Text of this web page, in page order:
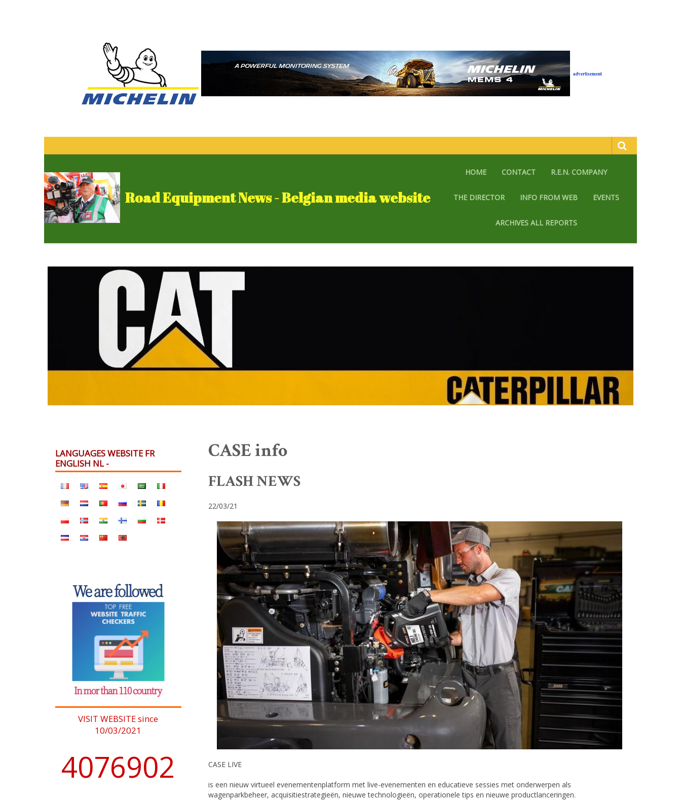
advertisement
Road Equipment News - Belgian media website
HOME CONTACT R.E.N. COMPANY
THE DIRECTOR INFO FROM WEB EVENTS
ARCHIVES ALL REPORTS
CASE info
FLASH NEWS
22/03/21
CASE LIVE
is een nieuw virtueel evenementenplatform met live-evenementen en educatieve sessies met onderwerpen als
wagenparkbeheer, acquisitiestrategieën, nieuwe technologieën, operationele tips en nieuwe productlanceringen.
LANGUAGES WEBSITE FR
ENGLISH NL -
VISIT WEBSITE since
10/03/2021
4076902